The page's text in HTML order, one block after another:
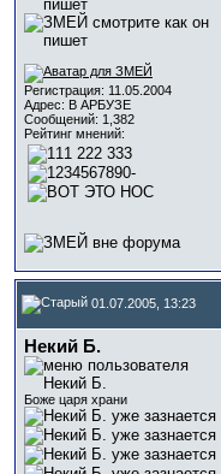
Регистрация: 11.05.2004
Адрес: В АРБУЗЕ
Сообщений: 1,382
Рейтинг мнений:
01.07.2005, 13:23
Некий Б.
Боже царя храни